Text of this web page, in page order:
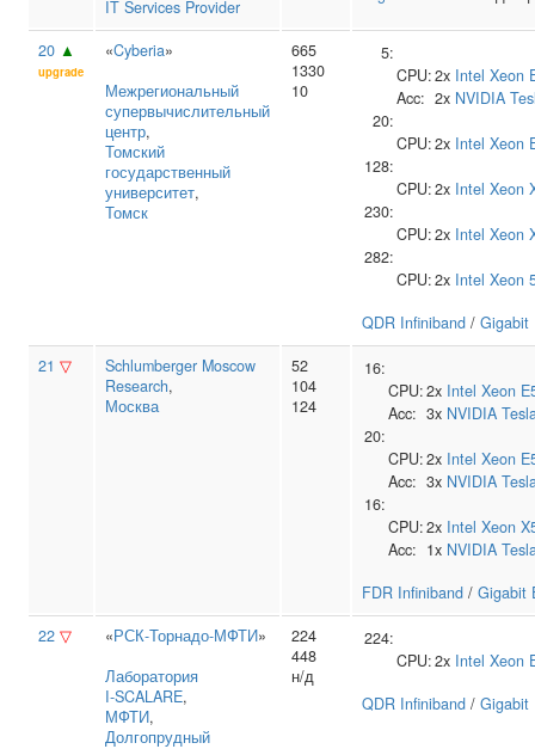
IT Services Provider
20 ▲
upgrade
«Cyberia»
Межрегиональный
супервычислительный
центр,
Томский
государственный
университет,
Томск
665
1330
10
5:
CPU:2x Intel Xeon
Acc: 2x NVIDIA
20:
CPU:2x Intel Xeon
128:
CPU:2x Intel Xeon
230:
CPU:2x Intel Xeon
282:
CPU:2x Intel Xeon
QDR Infiniband / Gigabit
21 ▽
Schlumberger Moscow
Research,
Москва
52
104
124
16:
CPU:2x Intel Xeon
Acc: 3x NVIDIA
20:
CPU:2x Intel Xeon
Acc: 3x NVIDIA
16:
CPU:2x Intel Xeon
Acc: 1x NVIDIA
FDR Infiniband / Gigabit
22 ▽ «РСК-Торнадо-МФТИ»
Лаборатория
I‑SCALARE,
МФТИ,
Долгопрудный
224
448
н/д
224:
CPU:2x Intel Xeon
QDR Infiniband / Gigabit